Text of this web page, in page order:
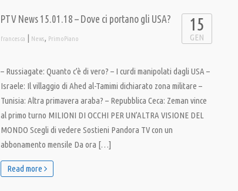
PTV News 15.01.18 – Dove ci portano gli USA?
francesca | News, PrimoPiano
15
GEN
– Russiagate: Quanto c’è di vero? – I curdi manipolati dagli USA –
Israele: Il villaggio di Ahed al-Tamimi dichiarato zona militare –
Tunisia: Altra primavera araba? – Repubblica Ceca: Zeman vince
al primo turno MILIONI DI OCCHI PER UN’ALTRA VISIONE DEL
MONDO Scegli di vedere Sostieni Pandora TV con un
abbonamento mensile Da ora […]
Read more